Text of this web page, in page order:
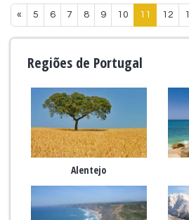
« 5 6 7 8 9 10 11 12
Regiões de Portugal
Alentejo